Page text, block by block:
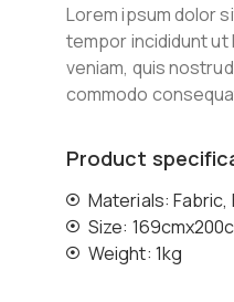
Lorem ipsum dolor
tempor incididunt ut
veniam, quis
commodo
Product
Materials:
Size:
Weight: 1kg